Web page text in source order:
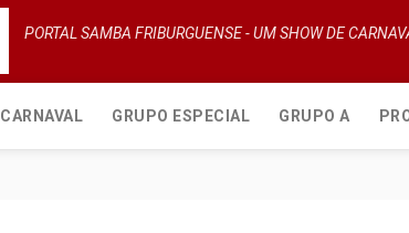
PORTAL SAMBA FRIBURGUENSE - UM SHOW DE
CARNAVAL GRUPO ESPECIAL GRUPO A